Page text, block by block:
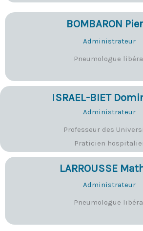
BOMBARON
Administrateur
Pneumologue
ISRAEL-BIET
Administrateur
Professeur des
Praticien
LARROUSSE
Administrateur
Pneumologue